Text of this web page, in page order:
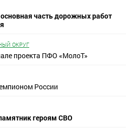
часть дорожных работ
ОКРУГ
проекта ПФО «МолоТ»
России
героям СВО